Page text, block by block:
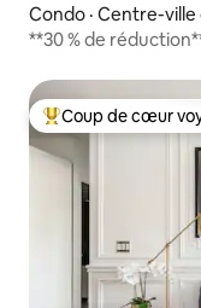
Condo · Centre-
**30 % de réduction** Propriété avec vue sur le lac ❤️
Coup de cœur
Coup de cœur